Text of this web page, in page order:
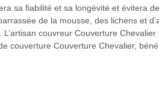
sa fiabilité et sa longévité et évitera
de la mousse, des lichens et
couvreur Couverture Chevalier
couverture Couverture Chevalier,